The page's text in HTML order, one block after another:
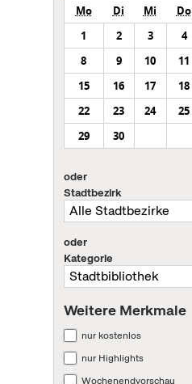
Mo Di Mi Do
1
2 3 4
8
9 10 11
15
16 17 18
22
23 24 25
29
30
oder
Stadtbezirk
oder
Kategorie
Weitere Merkmale
nur kostenlos
nur Highlights
Wochenendvorschau